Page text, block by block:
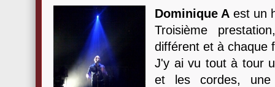
Dominique A est un
Troisième
différent et à chaque
J'y ai vu tout à tour
et les cordes, une